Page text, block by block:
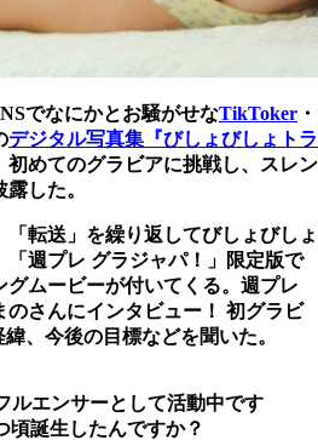
でなにかとお騒がせなTikToker ・
デジタル写真集『びしょびしょトラ
初めてのグラビアに挑戦し、スレン
した。
転送」を繰り返してびしょびしょ
「週プレ グラジャパ！」限定版で
ムービーが付いてくる。週プレ
さんにインタビュー！ 初グラビ
、今後の目標などを聞いた。
エンサーとして活動中です
誕生したんですか？